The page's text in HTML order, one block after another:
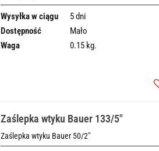
Wysyłka w ciągu
5 dni
Dostępność
Mało
Waga
0.15 kg.
Zaślepka wtyku Bauer 133/5"
Zaślepka wtyku Bauer 50/2"